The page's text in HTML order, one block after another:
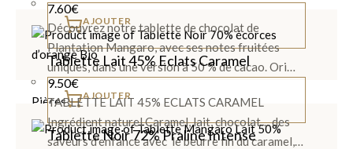
Chocolat
Noir et
Lait
Pièces
Artisanales
AJOUTER
7.60€
Découvrez notre tablette de chocolat de
Plantation Mangaro, avec ses notes fruitées
uniques, dans une version à 50 % de cacao. Ori…
AJOUTER
Tablette Lait 45% Eclats Caramel
9.50€
TABLETTE LAIT 45% ECLATS CARAMEL
Ingrédient naturel Caramel, lait, chocolat… des
saveurs d'enfance avec le beurre fin du caramel,…
Tablette Noir 72% Praline Intense